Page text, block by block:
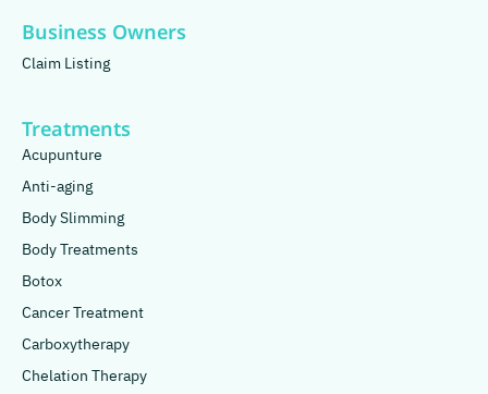
Business Owners
Claim Listing
Treatments
Acupunture
Anti-aging
Body Slimming
Body Treatments
Botox
Cancer Treatment
Carboxytherapy
Chelation Therapy